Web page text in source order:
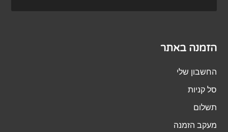
הזמנה באתר
החשבון שלי
סל קניות
תשלום
מעקב הזמנה